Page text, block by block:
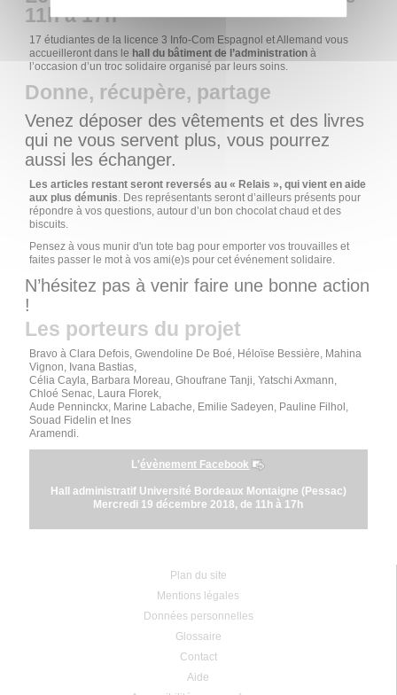
11h à 17h
17 étudiantes de la licence 3 Info-Com Espagnol et Allemand vous
accueilleront dans le hall du bâtiment de l’administration à
l’occasion d’un troc solidaire organisé par leurs soins.
Donne, récupère, partage
Venez déposer des vêtements et des livres
qui ne vous servent plus, vous pourrez
aussi les échanger.
Les articles restant seront reversés au « Relais », qui vient en aide
aux plus démunis . Des représentants seront d’ailleurs présents pour
répondre à vos questions, autour d’un bon chocolat chaud et des
biscuits.
Pensez à vous munir d'un tote bag pour emporter vos trouvailles et
faites passer le mot à vos ami(e)s pour cet événement solidaire.
N’hésitez pas à venir faire une bonne action
!
Les porteurs du projet
Bravo à Clara Defois, Gwendoline De Boé, Héloïse Bessière, Mahina
Vignon, Ivana Bastias,
Célia Cayla, Barbara Moreau, Ghoufrane Tanji, Yatschi Axmann,
Chloé Senac, Laura Florek,
Aude Penninckx, Marine Labache, Emilie Sadeyen, Pauline Filhol,
Souad Fidelin et Ines
Aramendi.
L'évènement Facebook
Hall administratif Université Bordeaux Montaigne (Pessac)
Mercredi 19 décembre 2018, de 11h à 17h
Plan du site
Mentions légales
Données personnelles
Glossaire
Contact
Aide